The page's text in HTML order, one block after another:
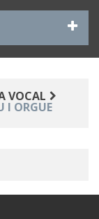
VOCAL
I ORGUE